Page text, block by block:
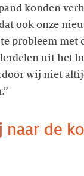
konden
ook onze
probleem met
uit het
wij niet
de